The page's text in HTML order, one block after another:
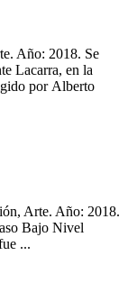
Año: 2018. Se
Lacarra, en la
por Alberto
Arte. Año: 2018.
Bajo Nivel
...